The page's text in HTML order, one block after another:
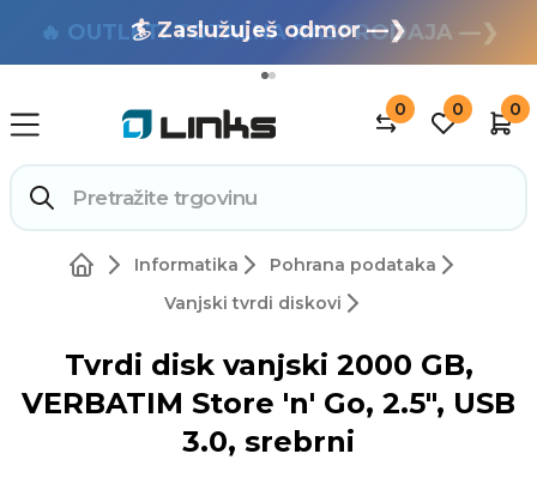
🏄 Zaslužuješ odmor —❯
🔥 OUTLET: TOTALNA RASPRODAJA —❯
0 0 0
Informatika
Pohrana podataka
Vanjski tvrdi diskovi
Tvrdi disk vanjski 2000 GB,
VERBATIM Store 'n' Go, 2.5", USB
3.0, srebrni